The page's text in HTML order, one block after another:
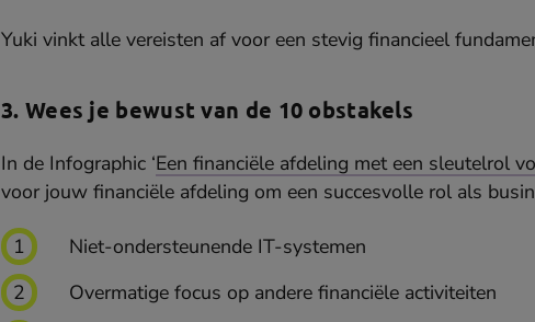
Yuki vinkt alle vereisten af voor een stevig financieel
3. Wees je bewust van de 10 obstakels
In de Infographic ‘Een financiële afdeling met een sleutelrol
voor jouw financiële afdeling om een succesvolle rol als
Niet-ondersteunende IT-systemen
Overmatige focus op andere financiële activiteiten